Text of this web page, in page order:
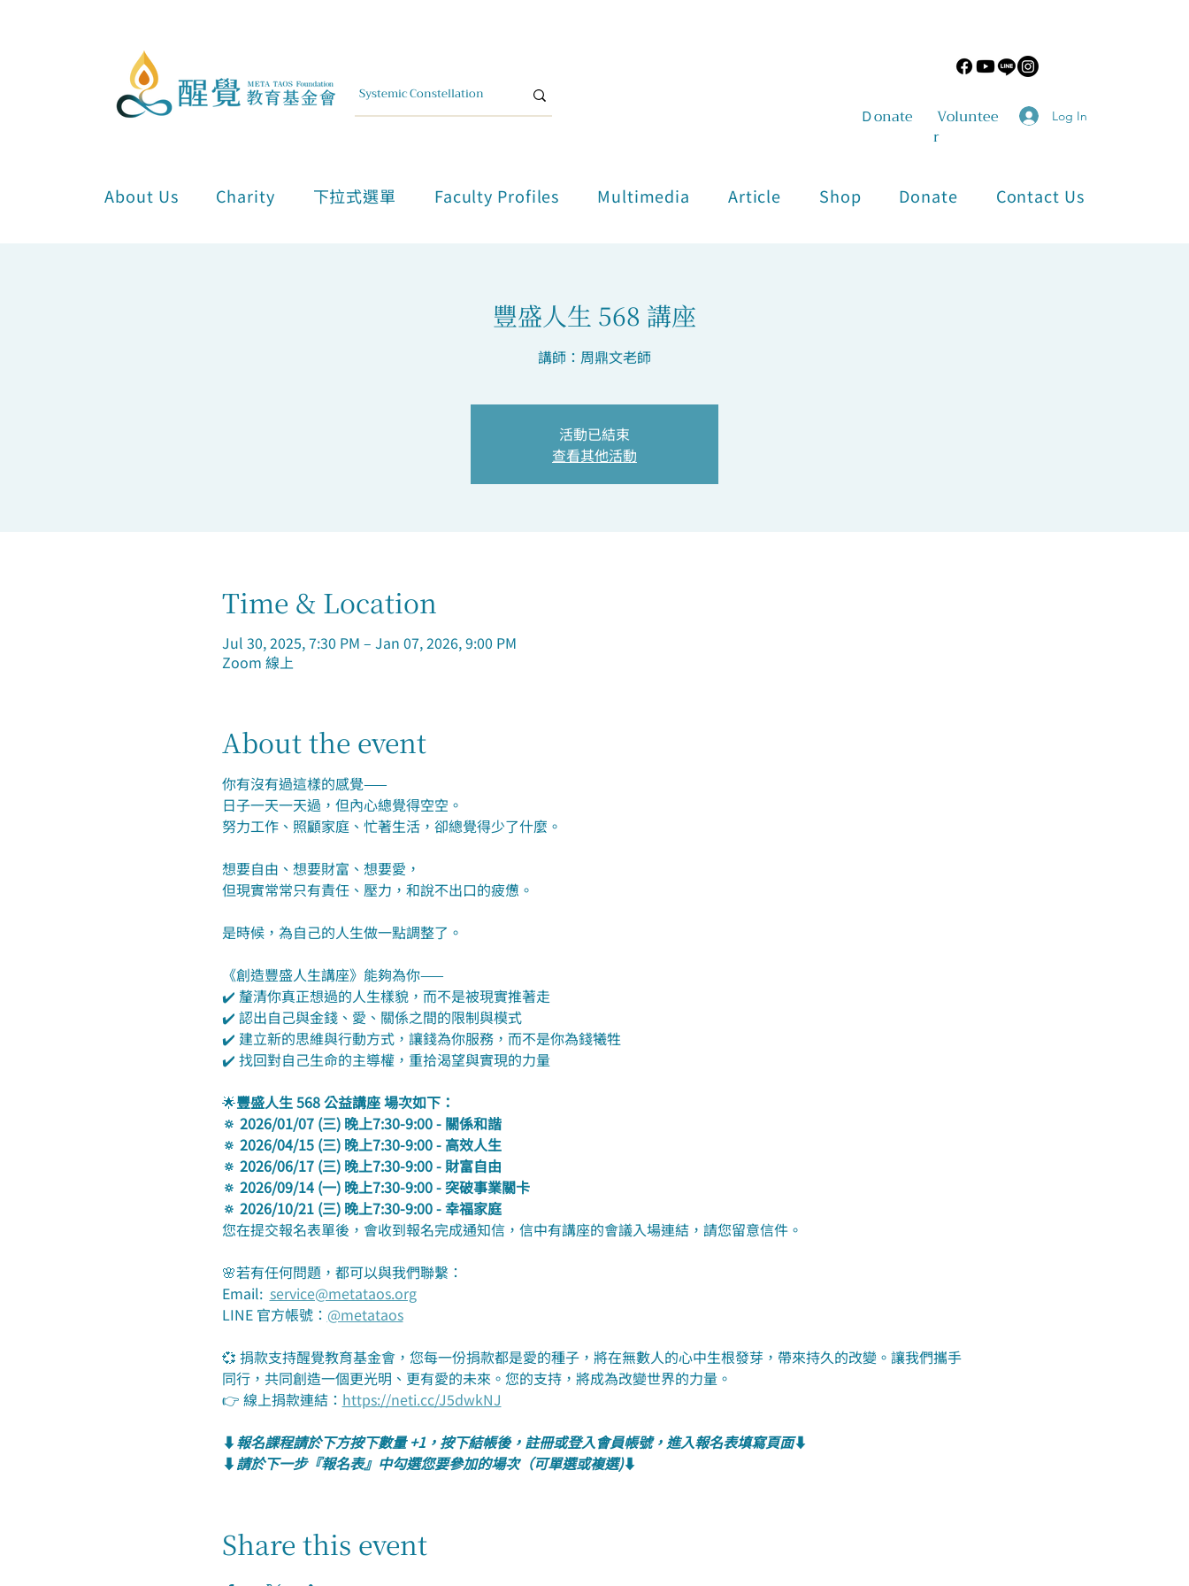
​Ｄonate
Voluntee
r
Log In
About Us Charity 下拉式選單 Faculty Profiles Multimedia Article Shop Donate Contact Us
豐盛人生 568 講座
講師：周鼎文老師
活動已結束
查看其他活動
Time & Location
Jul 30, 2025, 7:30 PM – Jan 07, 2026, 9:00 PM
Zoom 線上
About the event
你有沒有過這樣的感覺——
日子一天一天過，但內心總覺得空空。
努力工作、照顧家庭、忙著生活，卻總覺得少了什麼。
想要自由、想要財富、想要愛，
但現實常常只有責任、壓力，和說不出口的疲憊。
是時候，為自己的人生做一點調整了。
《創造豐盛人生講座》能夠為你——
✔️ 釐清你真正想過的人生樣貌，而不是被現實推著走
✔️ 認出自己與金錢、愛、關係之間的限制與模式
✔️ 建立新的思維與行動方式，讓錢為你服務，而不是你為錢犧牲
✔️ 找回對自己生命的主導權，重拾渴望與實現的力量
🌟豐盛人生 568 公益講座 場次如下：
🔅 2026/01/07 (三) 晚上7:30-9:00 - 關係和諧
🔅 2026/04/15 (三) 晚上7:30-9:00 - 高效人生
🔅 2026/06/17 (三) 晚上7:30-9:00 - 財富自由
🔅 2026/09/14 (一) 晚上7:30-9:00 - 突破事業關卡
🔅 2026/10/21 (三) 晚上7:30-9:00 - 幸福家庭
您在提交報名表單後，會收到報名完成通知信，信中有講座的會議入場連結，請您留意信件。
🌸若有任何問題，都可以與我們聯繫：
Email: service@metataos.org
LINE 官方帳號： @metataos
💞 捐款支持醒覺教育基金會，您每一份捐款都是愛的種子，將在無數人的心中生根發芽，帶來持久的改變。讓我們攜手
同行，共同創造一個更光明、更有愛的未來。您的支持，將成為改變世界的力量。
👉 線上捐款連結： https://neti.cc/J5dwkNJ
⬇️報名課程請於下方按下數量 +1，按下結帳後，註冊或登入會員帳號，進入報名表填寫頁面⬇️
⬇️請於下一步『報名表』中勾選您要參加的場次（可單選或複選)⬇️
Share this event